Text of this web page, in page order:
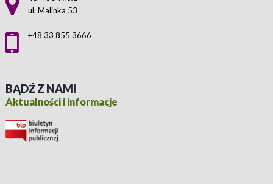
ul. Malinka 53
+48 33 855 3666
BĄDŹ Z NAMI
Aktualności i informacje